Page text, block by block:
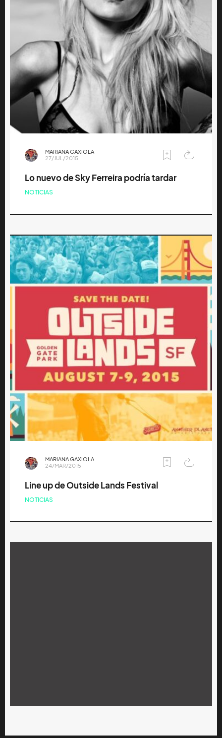
MARIANA GAXIOLA
27/JUL/2015
Lo nuevo de Sky Ferreira podría tardar
NOTICIAS
MARIANA GAXIOLA
24/MAR/2015
Line up de Outside Lands Festival
NOTICIAS